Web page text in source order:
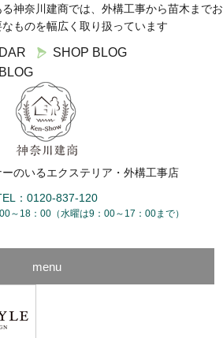
神奈川建商では、外構工事から苗木までお
ものを幅広く取り扱っています
SHOP BLOG
のいるエクステリア・外構工事店
：0120-837-120
～18：00（水曜は9：00～17：00まで）
menu